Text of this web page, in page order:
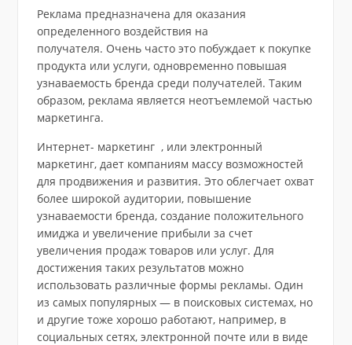
Реклама предназначена для оказания
определенного воздействия на
получателя. Очень часто это побуждает к покупке
продукта или услуги, одновременно повышая
узнаваемость бренда среди получателей. Таким
образом, реклама является неотъемлемой частью
маркетинга.
Интернет- маркетинг , или электронный
маркетинг, дает компаниям массу возможностей
для продвижения и развития. Это облегчает охват
более широкой аудитории, повышение
узнаваемости бренда, создание положительного
имиджа и увеличение прибыли за счет
увеличения продаж товаров или услуг. Для
достижения таких результатов можно
использовать различные формы рекламы. Один
из самых популярных — в поисковых системах, но
и другие тоже хорошо работают, например, в
социальных сетях, электронной почте или в виде